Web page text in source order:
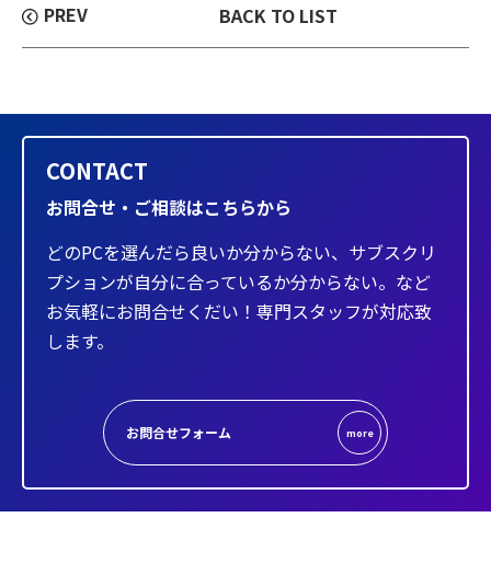
PREV BACK TO LIST
CONTACT
お問合せ・ご相談はこちらから
どのPCを選んだら良いか分からない、サブスクリ
プションが自分に合っているか分からない。など
お気軽にお問合せくだい！専門スタッフが対応致
します。
お問合せフォーム more